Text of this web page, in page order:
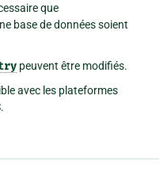
que
base de données soient
peuvent être modifiés.
avec les plateformes